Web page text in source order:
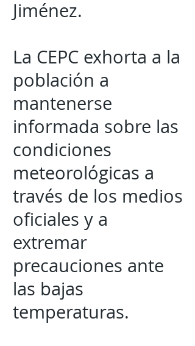
Jiménez.
La CEPC exhorta a la
población a
mantenerse
informada sobre las
condiciones
meteorológicas a
través de los medios
oficiales y a
extremar
precauciones ante
las bajas
temperaturas.